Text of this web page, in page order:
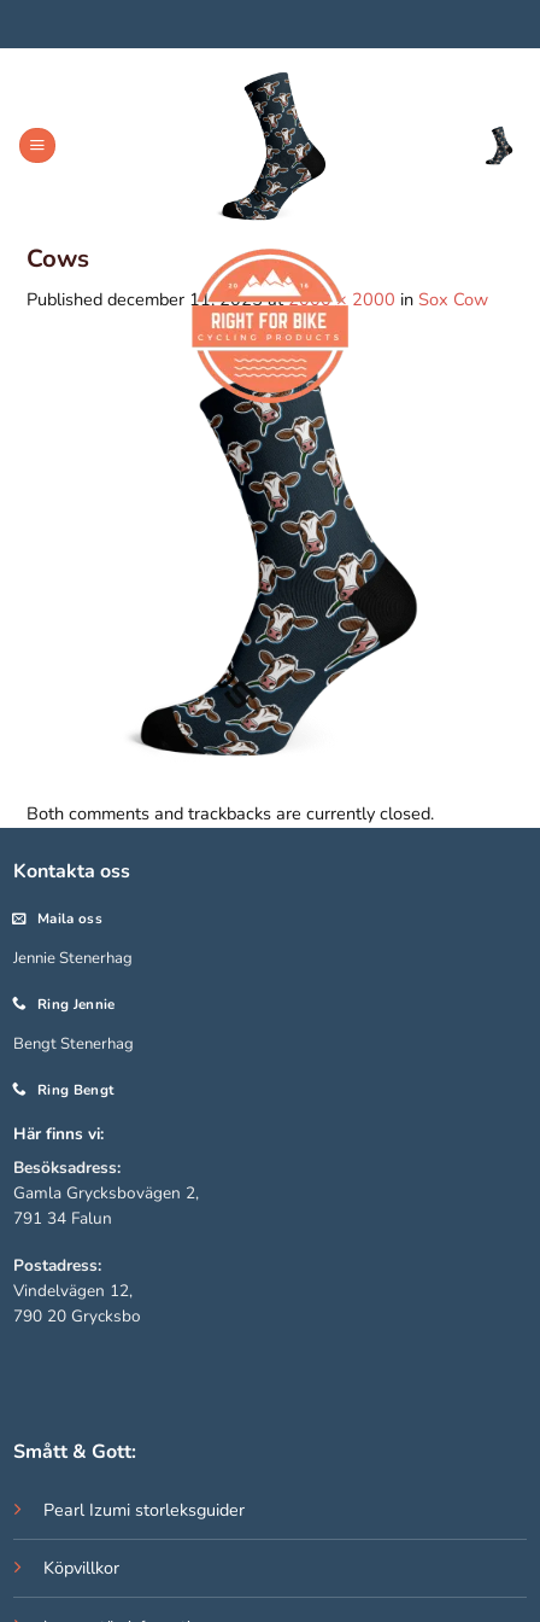
Cows
Publisheddecember 11, 2025at2000 × 2000 inSox Cow
Both comments and trackbacks are currently closed.
Kontakta oss
Maila oss
Jennie Stenerhag
Ring Jennie
Bengt Stenerhag
Ring Bengt
Här finns vi:
Besöksadress:
Gamla Grycksbovägen 2,
791 34 Falun
Postadress:
Vindelvägen 12,
790 20 Grycksbo
Smått & Gott:
Pearl Izumi storleksguider
Köpvillkor
Dessa kakor
välja bort.
De behövs
hemsidan
över huvud
taget ska
För att vi ska
kunna
förbättra
funktionalitet
och
uppbyggnad,
För att vår
bra som
möjligt under